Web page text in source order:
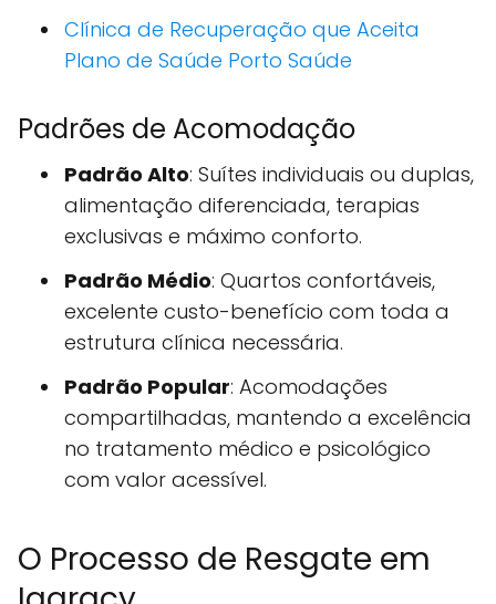
Clínica de Recuperação que Aceita
Plano de Saúde Porto Saúde
Padrões de Acomodação
Padrão Alto: Suítes individuais ou duplas,
alimentação diferenciada, terapias
exclusivas e máximo conforto.
Padrão Médio: Quartos confortáveis,
excelente custo-benefício com toda a
estrutura clínica necessária.
Padrão Popular: Acomodações
compartilhadas, mantendo a excelência
no tratamento médico e psicológico
com valor acessível.
O Processo de Resgate em